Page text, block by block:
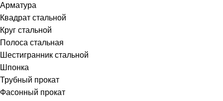
Арматура
Квадрат стальной
Круг стальной
Полоса стальная
Шестигранник стальной
Шпонка
Трубный прокат
Фасонный прокат